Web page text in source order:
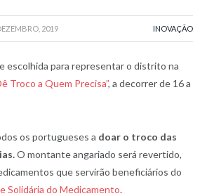
2019 INOVAÇÃO
escolhida para representar o distrito na
Troco a Quem Precisa”, a decorrer de 16 a
os portugueses a doar o troco das
O montante angariado será revertido,
que servirão beneficiários do
Solidária do Medicamento.